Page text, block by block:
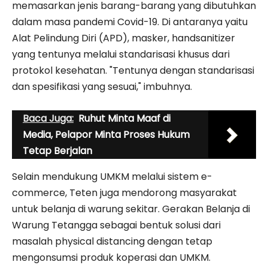
memasarkan jenis barang-barang yang dibutuhkan
dalam masa pandemi Covid-19. Di antaranya yaitu
Alat Pelindung Diri (APD), masker, handsanitizer
yang tentunya melalui standarisasi khusus dari
protokol kesehatan. "Tentunya dengan standarisasi
dan spesifikasi yang sesuai," imbuhnya.
Baca Juga: Ruhut Minta Maaf di
Media, Pelapor Minta Proses Hukum
Tetap Berjalan
Selain mendukung UMKM melalui sistem e-
commerce, Teten juga mendorong masyarakat
untuk belanja di warung sekitar. Gerakan Belanja di
Warung Tetangga sebagai bentuk solusi dari
masalah physical distancing dengan tetap
mengonsumsi produk koperasi dan UMKM.